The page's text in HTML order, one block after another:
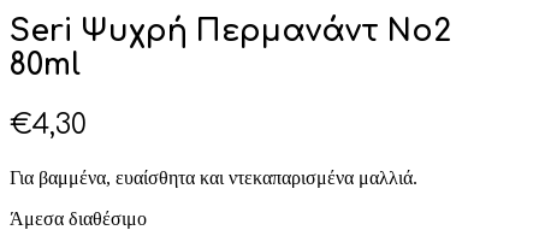
Seri Ψυχρή Περμανάντ No2
80ml
€4,30
Για βαμμένα, ευαίσθητα και ντεκαπαρισμένα μαλλιά.
Άμεσα διαθέσιμο